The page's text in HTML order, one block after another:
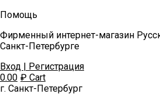
Помощь
Фирменный интернет-магазин
Санкт-Петербурге
Вход | Регистрация
0.00 ₽ Cart
г. Санкт-Петербург